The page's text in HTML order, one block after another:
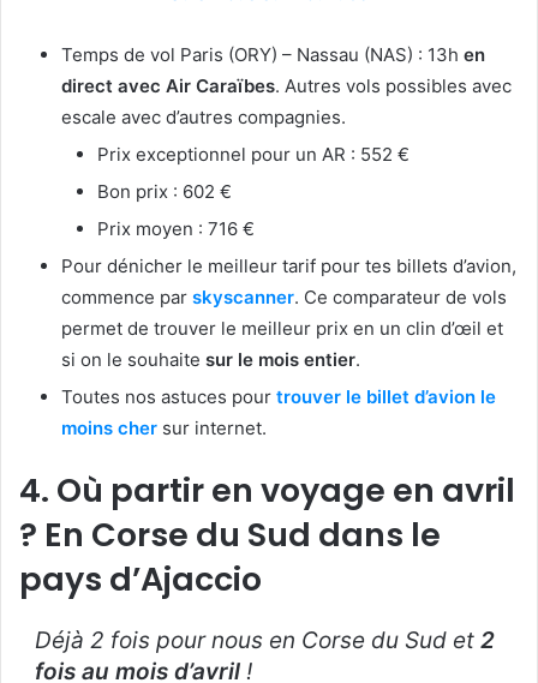
Temps de vol Paris (ORY) – Nassau (NAS) : 13h en
direct avec Air Caraïbes. Autres vols possibles avec
escale avec d’autres compagnies.
Prix exceptionnel pour un AR : 552 €
Bon prix : 602 €
Prix moyen : 716 €
Pour dénicher le meilleur tarif pour tes billets d’avion,
commence par skyscanner. Ce comparateur de vols
permet de trouver le meilleur prix en un clin d’œil et
si on le souhaite sur le mois entier.
Toutes nos astuces pour trouver le billet d’avion le
moins cher sur internet.
4. Où partir en voyage en avril
? En Corse du Sud dans le
pays d’Ajaccio
Déjà 2 fois pour nous en Corse du Sud et 2
fois au mois d’avril !